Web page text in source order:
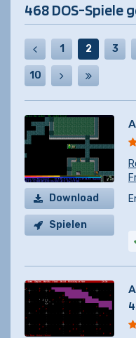
468 DOS-Spiele
1 2 3
10
Download
Spielen